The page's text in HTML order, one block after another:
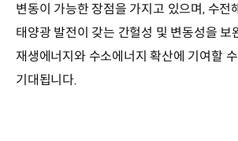
변동이 가능한 장점을 가지고 있으며, 수전
태양광 발전이 갖는 간헐성 및 변동성을 보
재생에너지와 수소에너지 확산에 기여할
기대됩니다.